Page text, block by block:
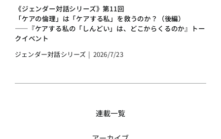
《ジェンダー対話シリーズ》第11回
「ケアの倫理」は「ケアする私」を救うのか？（後編）
――『ケアする私の「しんどい」は、どこからくるのか』トー
クイベント
ジェンダー対話シリーズ | 2026/7/23
連載一覧